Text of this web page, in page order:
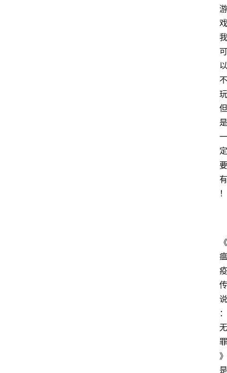
游
戏
我
可
以
不
玩
但
是
一
定
要
有
！
《
瘟
疫
传
说
：
无
罪
》
是